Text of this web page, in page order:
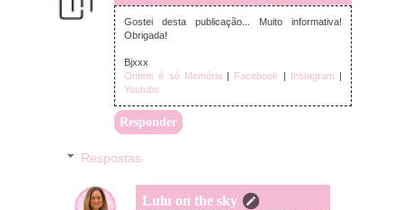
segunda-feira, agosto 02, 2021
Gostei desta publicação... Muito informativa!
Obrigada!
Bjxxx
Ontem é só Memória | Facebook | Instagram|
Youtube
Responder
Respostas
Lulu on the sky